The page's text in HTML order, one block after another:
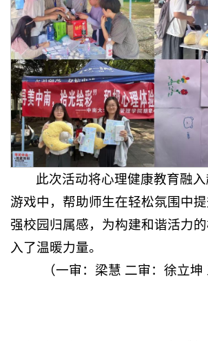
此次活动将心理健康教育融
游戏中，帮助师生在轻松氛围中
强校园归属感，为构建和谐活力
入了温暖力量。
（一审：梁慧 二审：徐立坤